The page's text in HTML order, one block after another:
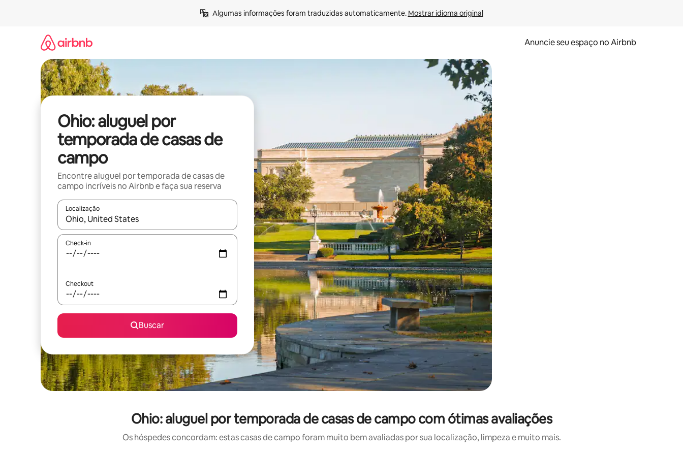
Algumas informações foram traduzidas automaticamente. Mostrar idioma original
Anuncie seu espaço no Airbnb
Ohio: aluguel por
temporada de casas de
campo
Encontre aluguel por temporada de casas de
campo incríveis no Airbnb e faça sua reserva
Localização
Quando os resultados estiverem disponíveis, explore-os usando as seta para cima e para baixo do teclado ou tocando e deslizando o dedo na tela.
Check-in
Checkout
Buscar
Ohio: aluguel por temporada de casas de campo com ótimas avaliações
Os hóspedes concordam: estas casas de campo foram muito bem avaliadas por sua localização, limpeza e muito mais.